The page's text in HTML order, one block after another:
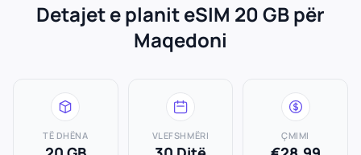
Detajet e planit eSIM 20 GB për
Maqedoni
TË DHËNA VLEFSHMËRI ÇMIMI